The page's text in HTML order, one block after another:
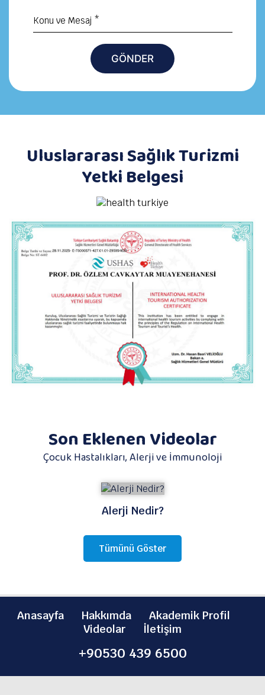
Konu ve Mesaj *
GÖNDER
Uluslararası Sağlık Turizmi
Yetki Belgesi
Son Eklenen Videolar
Çocuk Hastalıkları, Alerji ve İmmunoloji
Alerji Nedir?
Tümünü Göster
Anasayfa Hakkımda
Akademik Profil
Videolar
İletişim
+90530 439 6500